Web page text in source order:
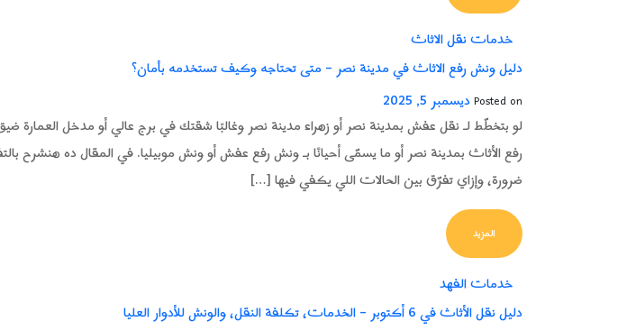
خدمات نقل الاثاث
دليل ونش رفع الاثاث في مدينة نصر – متى تحتاجه وكيف تستخدمه بأمان؟
Posted onديسمبر 5, 2025
لو بتخطّط لـ نقل عفش بمدينة نصر أو زهراء مدينة نصر وغالبًا شقتك في برج عالي أو مدخل العمارة
رفع الأثاث بمدينة نصر أو ما يسمّى أحيانًا بـ ونش رفع عفش أو ونش موبيليا. في المقال ده هنشرح
ضرورة، وإزاي تفرّق بين الحالات اللي يكفي فيها […]
المزيدFROM دليل ونش رفع الاثاث في مدينة نصر – متى تحتاجه وكيف تستخدمه بأمان؟
خدمات الفهد
دليل نقل الأثاث في 6 أكتوبر – الخدمات، تكلفة النقل، والونش للأدوار العليا